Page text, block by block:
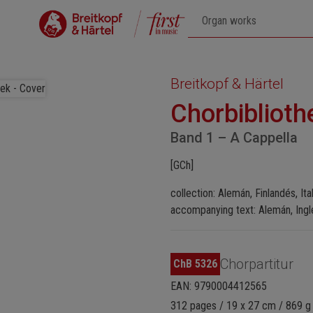
Breitkopf & Härtel
Band 1 – A Cappella
[GCh]
collection: Alemán, Finlandés,
accompanying text: Alemán,
ChB 5326 Chorpartitur
EAN: 9790004412565
312 pages / 19 x 27 cm / 869